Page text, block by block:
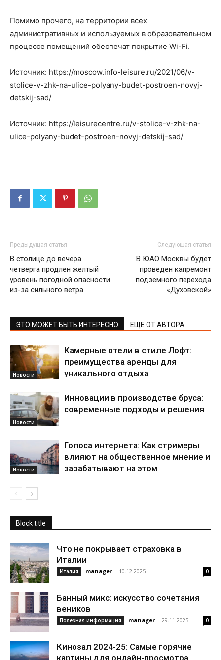
Помимо прочего, на территории всех
административных и используемых в образовательном
процессе помещений обеспечат покрытие Wi-Fi.
Источник: https://moscow.info-leisure.ru/2021/06/v-
stolice-v-zhk-na-ulice-polyany-budet-postroen-novyj-
detskij-sad/
Источник: https://leisurecentre.ru/v-stolice-v-zhk-na-
ulice-polyany-budet-postroen-novyj-detskij-sad/
Предыдущая статья
В столице до вечера
четверга продлен желтый
уровень погодной опасности
из-за сильного ветра
Следующая статья
В ЮАО Москвы будет
проведен капремонт
подземного перехода
«Духовской»
ЭТО МОЖЕТ БЫТЬ ИНТЕРЕСНО ЕЩЕ ОТ АВТОРА
Новости
Камерные отели в стиле Лофт:
преимущества аренды для
уникального отдыха
Новости
Инновации в производстве бруса:
современные подходы и решения
Новости
Голоса интернета: Как стримеры
влияют на общественное мнение и
зарабатывают на этом
Block title
Что не покрывает страховка в
Италии
Италия manager - 10.12.2025 0
Банный микс: искусство сочетания
веников
Полезная информация manager - 29.11.2025 0
Кинозал 2024-25: Самые горячие
картины для онлайн-просмотра